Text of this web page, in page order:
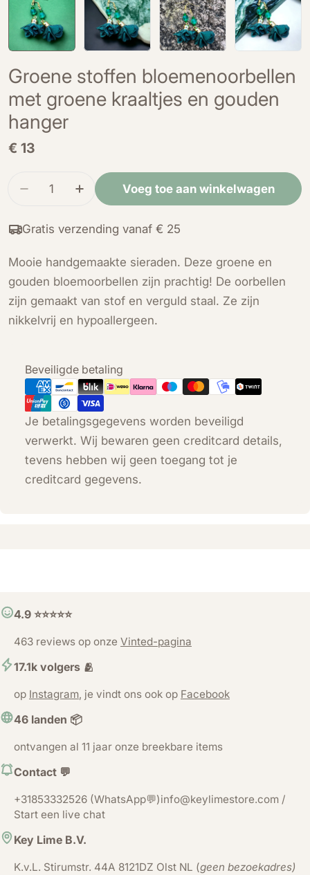
Groene stoffen bloemenoorbellen
met groene kraaltjes en gouden
hanger
Normale
€ 13
Hoeveelheid
Verminder de hoeveelheid voor Groene
Verhoog de hoeveelheid voor
Voeg toe aan winkelwagen
Gratis verzending vanaf € 25
Mooie handgemaakte sieraden. Deze groene en
gouden bloemoorbellen zijn prachtig! De oorbellen
zijn gemaakt van stof en verguld staal. Ze zijn
nikkelvrij en hypoallergeen.
Beveiligde betaling
Betaalmethoden
Je betalingsgegevens worden beveiligd
verwerkt. Wij bewaren geen creditcard details,
tevens hebben wij geen toegang tot je
creditcard gegevens.
4.9 ⭐️⭐️⭐️⭐️⭐️
463 reviews op onze Vinted-pagina
17.1k volgers 🫂
op Instagram, je vindt ons ook op Facebook
46 landen 📦
ontvangen al 11 jaar onze breekbare items
Contact 💬
+31853332526 (WhatsApp💬)info@keylimestore.com /
Start een live chat
Key Lime B.V.
K.v.L. Stirumstr. 44A 8121DZ Olst NL (geen bezoekadres)